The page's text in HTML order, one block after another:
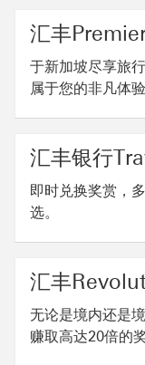
汇丰
于新加坡尽享旅
属于您的非凡体验
汇丰银行
即时兑换奖赏，
选。
汇丰
无论是境内还是
赚取高达20倍的